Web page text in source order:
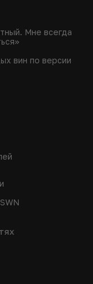
Мне всегда
вин по версии